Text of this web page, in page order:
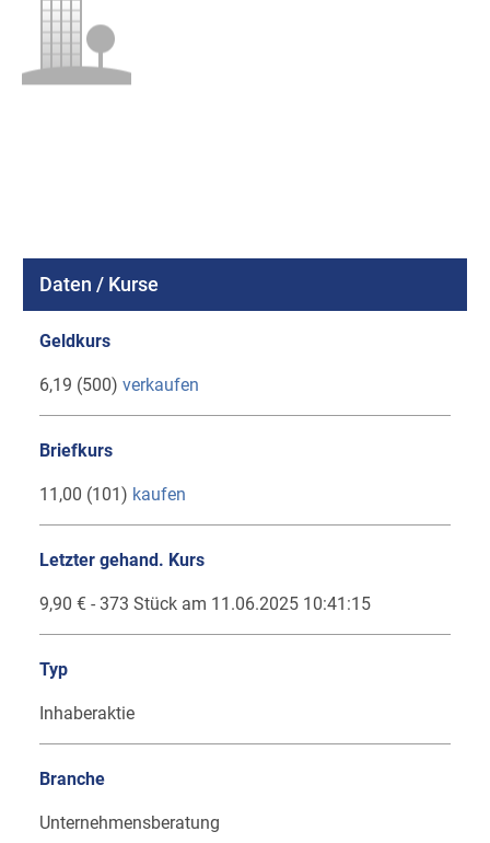
Daten / Kurse
Geldkurs
6,19 (500) verkaufen
Briefkurs
11,00 (101) kaufen
Letzter gehand. Kurs
9,90 € - 373 Stück am 11.06.2025 10:41:15
Typ
Inhaberaktie
Branche
Unternehmensberatung